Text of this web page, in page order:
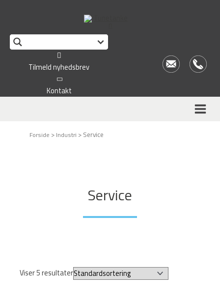
Tilmeld nyhedsbrev
Kontakt
Forside > Industri > Service
Service
Viser 5 resultater
This form is temporarily unavailable.